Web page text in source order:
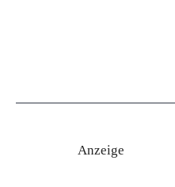
Anzeige